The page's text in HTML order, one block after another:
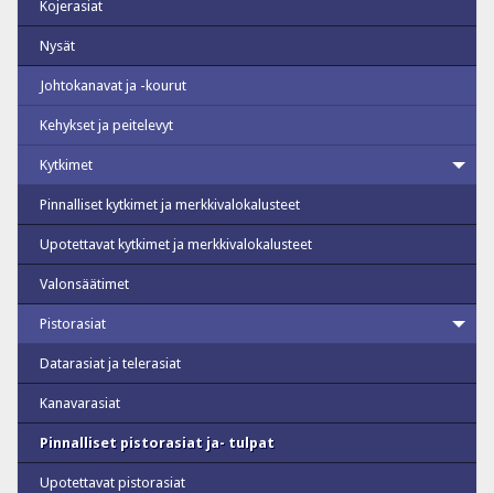
Kojerasiat
Nysät
Johtokanavat ja -kourut
Kehykset ja peitelevyt
Kytkimet
Pinnalliset kytkimet ja merkkivalokalusteet
Upotettavat kytkimet ja merkkivalokalusteet
Valonsäätimet
Pistorasiat
Datarasiat ja telerasiat
Kanavarasiat
Pinnalliset pistorasiat ja- tulpat
Upotettavat pistorasiat